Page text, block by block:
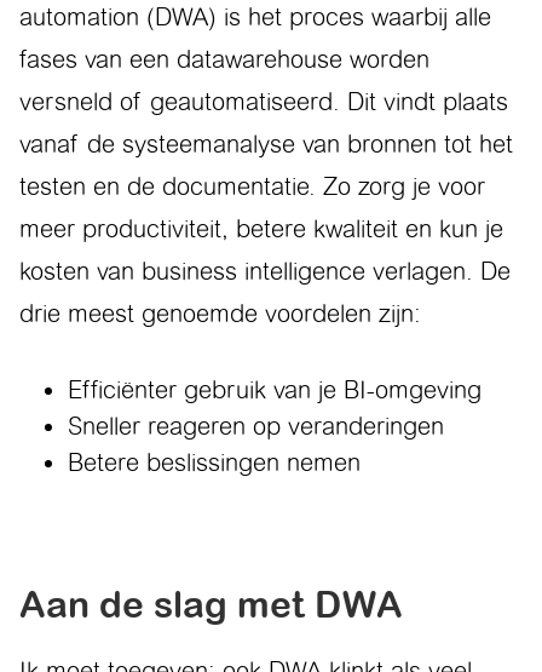
automation (DWA) is het proces waarbij alle
fases van een datawarehouse worden
versneld of geautomatiseerd. Dit vindt plaats
vanaf de systeemanalyse van bronnen tot het
testen en de documentatie. Zo zorg je voor
meer productiviteit, betere kwaliteit en kun je
kosten van business intelligence verlagen. De
drie meest genoemde voordelen zijn:
Efficiënter gebruik van je BI-omgeving
Sneller reageren op veranderingen
Betere beslissingen nemen
Aan de slag met DWA